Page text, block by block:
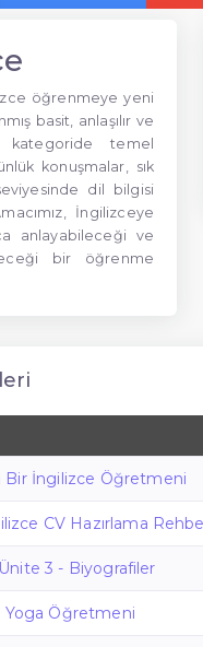
öğrenmeye yeni
basit, anlaşılır ve
temel
konuşmalar, sık
dil bilgisi
İngilizceye
anlayabileceği ve
bir öğrenme
Bir İngilizce Öğretmeni
CV Hazırlama
3 - Biyografiler
Yoga Öğretmeni